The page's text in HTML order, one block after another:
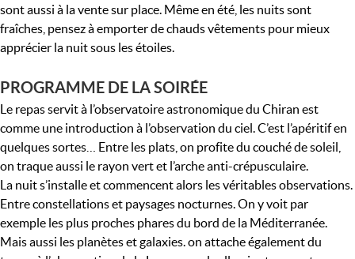
sont aussi à la vente sur place. Même en été, les nuits sont
fraîches, pensez à emporter de chauds vêtements pour mieux
apprécier la nuit sous les étoiles.
PROGRAMME DE LA SOIRÉE
Le repas servit à l’observatoire astronomique du Chiran est
comme une introduction à l’observation du ciel. C’est l’apéritif en
quelques sortes… Entre les plats, on profite du couché de soleil,
on traque aussi le rayon vert et l’arche anti-crépusculaire.
La nuit s’installe et commencent alors les véritables observations.
Entre constellations et paysages nocturnes. On y voit par
exemple les plus proches phares du bord de la Méditerranée.
Mais aussi les planètes et galaxies. on attache également du